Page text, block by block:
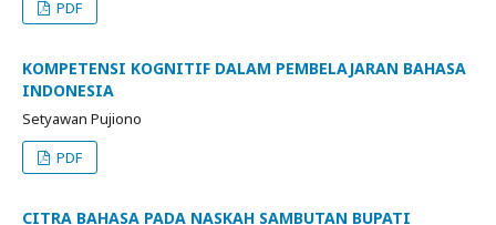
PDF
KOMPETENSI KOGNITIF DALAM PEMBELAJARAN BAHASA
INDONESIA
Setyawan Pujiono
PDF
CITRA BAHASA PADA NASKAH SAMBUTAN BUPATI